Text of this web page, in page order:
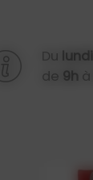
Du lundi
de 9h à